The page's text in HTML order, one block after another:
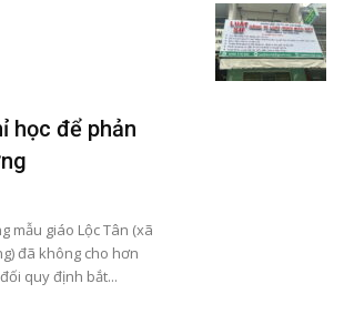
học để phản
mẫu giáo Lộc Tân (xã
đã không cho hơn
quy định bắt...